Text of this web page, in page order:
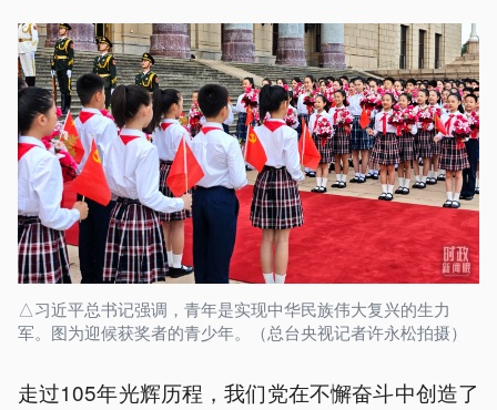
△习近平总书记强调，青年是实现中华民族伟大复兴的生力
军。图为迎候获奖者的青少年。（总台央视记者许永松拍摄）
走过105年光辉历程，我们党在不懈奋斗中创造了